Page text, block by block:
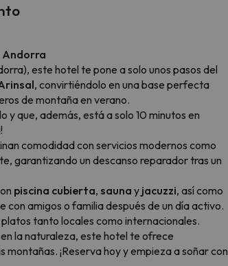
Andorra
este hotel te pone a solo unos pasos del
, convirtiéndolo en una base perfecta
de montaña en verano.
y que, además, está a solo 10 minutos en
comodidad con servicios modernos como
garantizando un descanso reparador tras un
piscina cubierta, sauna y jacuzzi, así como
con amigos o familia después de un día activo.
tanto locales como internacionales.
la naturaleza, este hotel te ofrece
¡Reserva hoy y empieza a soñar con